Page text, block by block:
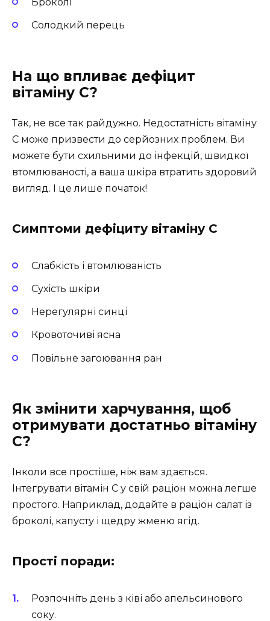
Солодкий перець
На що впливає дефіцит
вітаміну С?
Так, не все так райдужно. Недостатність вітаміну
С може призвести до серйозних проблем. Ви
можете бути схильними до інфекцій, швидкої
втомлюваності, а ваша шкіра втратить здоровий
вигляд. І це лише початок!
Симптоми дефіциту вітаміну С
Слабкість і втомлюваність
Сухість шкіри
Нерегулярні синці
Кровоточиві ясна
Повільне загоювання ран
Як змінити харчування, щоб
отримувати достатньо вітаміну
С?
Інколи все простіше, ніж вам здається.
Інтегрувати вітамін С у свій раціон можна легше
простого. Наприклад, додайте в раціон салат із
броколі, капусту і щедру жменю ягід.
Прості поради:
Розпочніть день з ківі або апельсинового
соку.